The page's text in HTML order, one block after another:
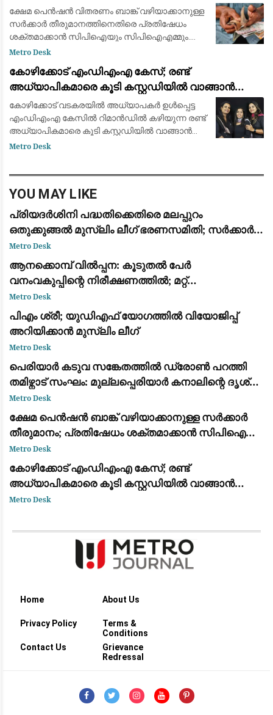
സിപിഐഎമ്മും
ക്ഷേമ പെൻഷൻ വിതരണം ബാങ്ക് വഴിയാക്കാനുള്ള
സർക്കാർ തീരുമാനത്തിനെതിരെ പ്രതിഷേധം
ശക്തമാക്കാൻ സിപിഐയും സിപിഐഎമ്മും.
പ്രതിഷേധത്തിന്റെ രീതി നാളെ ചേരുന്ന സിപിഐ
തീരുമാനിക്കും
Metro Desk
കോഴിക്കോട് എംഡിഎംഎ കേസ്; രണ്ട്
അധ്യാപികമാരെ കൂടി കസ്റ്റഡിയിൽ വാങ്ങാൻ
അന്വേഷണ സംഘം
കോഴിക്കോട് വടകരയിൽ അധ്യാപകർ ഉൾപ്പെട്ട
എംഡിഎംഎ കേസിൽ റിമാൻഡിൽ കഴിയുന്ന രണ്ട്
അധ്യാപികമാരെ കൂടി കസ്റ്റഡിയിൽ വാങ്ങാൻ
അന്വേഷണ സംഘം. അധ്യാപികമാരായ കാവ്യ,
Metro Desk
YOU MAY LIKE
പ്രിയദർശിനി പദ്ധതിക്കെതിരെ മലപ്പുറം
ഒതുക്കുങ്ങൽ മുസ്ലിം ലീഗ് ഭരണസമിതി; സർക്കാർ
ജീവനക്കാരെ സൗജന്യയാത്രയിൽ നിന്ന്
ഒഴിവാക്കണമെന്ന് പ്രമേയം
Metro Desk
ആനക്കൊമ്പ് വിൽപ്പന: കൂടുതൽ പേർ
വനംവകുപ്പിന്റെ നിരീക്ഷണത്തിൽ; മറ്റ്
ജില്ലകളിലേക്കും അന്വേഷണം
Metro Desk
പിഎം ശ്രീ; യുഡിഎഫ് യോഗത്തില്‍ വിയോജിപ്പ്
അറിയിക്കാന്‍ മുസ്ലിം ലീഗ്
Metro Desk
പെരിയാർ കടുവ സങ്കേതത്തിൽ ഡ്രോൺ പറത്തി
തമിഴ്നാട് സംഘം: മുല്ലപ്പെരിയാർ കനാലിന്റെ ദൃശ്യം
പകർത്തി
Metro Desk
ക്ഷേമ പെൻഷൻ ബാങ്ക് വഴിയാക്കാനുള്ള സർക്കാർ
തീരുമാനം; പ്രതിഷേധം ശക്തമാക്കാൻ സിപിഐയും
സിപിഐഎമ്മും
Metro Desk
കോഴിക്കോട് എംഡിഎംഎ കേസ്; രണ്ട്
അധ്യാപികമാരെ കൂടി കസ്റ്റഡിയിൽ വാങ്ങാൻ
അന്വേഷണ സംഘം
Metro Desk
Home About Us
Privacy Policy
Terms &
Conditions
Contact Us
Grievance
Redressal